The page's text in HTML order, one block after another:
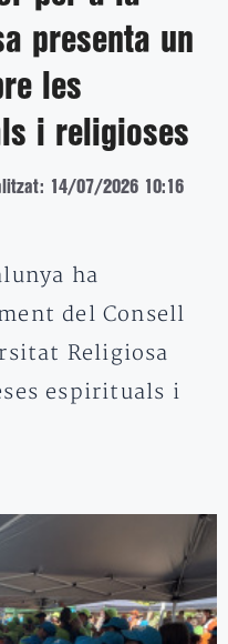
presenta un
les
i religioses
14/07/2026 10:16
ha
del Consell
Religiosa
espirituals i